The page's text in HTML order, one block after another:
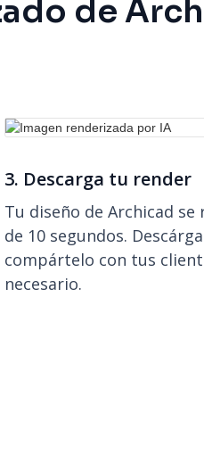
de
3. Descarga tu render
Tu diseño de Archicad
de 10 segundos.
compártelo con tus
necesario.